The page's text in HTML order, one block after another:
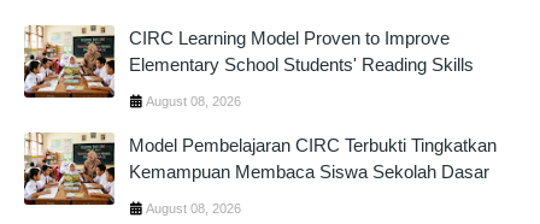
CIRC Learning Model Proven to Improve
Elementary School Students' Reading Skills
August 08, 2026
Model Pembelajaran CIRC Terbukti Tingkatkan
Kemampuan Membaca Siswa Sekolah Dasar
August 08, 2026